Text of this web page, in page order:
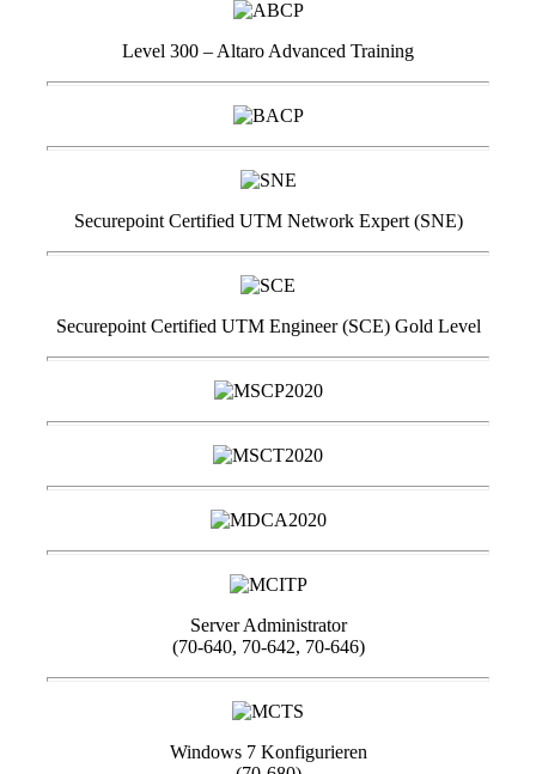
Level 300 – Altaro Advanced Training
Securepoint Certified UTM Network Expert (SNE)
Securepoint Certified UTM Engineer (SCE) Gold Level
Server Administrator
(70-640, 70-642, 70-646)
Windows 7 Konfigurieren